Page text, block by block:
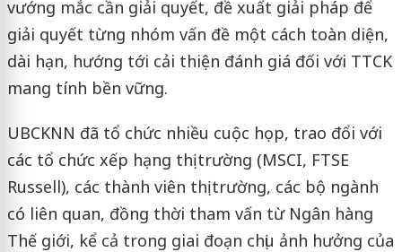
vướng mắc cần giải quyết, đề xuất giải pháp để
giải quyết từng nhóm vấn đề một cách toàn diện,
dài hạn, hướng tới cải thiện đánh giá đối với TTCK
mang tính bền vững.
UBCKNN đã tổ chức nhiều cuộc họp, trao đổi với
các tổ chức xếp hạng thị trường (MSCI, FTSE
Russell), các thành viên thị trường, các bộ ngành
có liên quan, đồng thời tham vấn từ Ngân hàng
Thế giới, kể cả trong giai đoạn chịu ảnh hưởng của